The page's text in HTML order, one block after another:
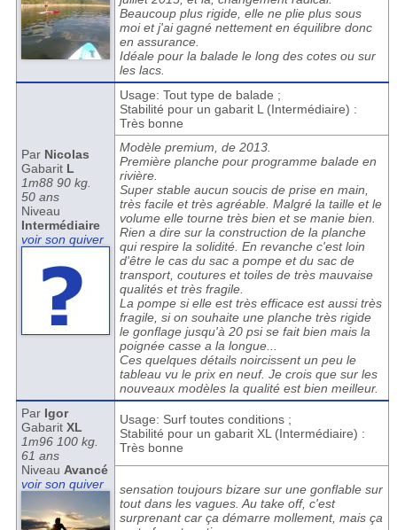
Beaucoup plus rigide, elle ne plie plus sous
moi et j'ai gagné nettement en équilibre donc
en assurance.
Idéale pour la balade le long des cotes ou sur
les lacs.
Par Nicolas
Gabarit L
1m88 90 kg.
50 ans
Niveau
Intermédiaire
voir son quiver
Usage: Tout type de balade ;
Stabilité pour un gabarit L (Intermédiaire) :
Très bonne
Modèle premium, de 2013.
Première planche pour programme balade en
rivière.
Super stable aucun soucis de prise en main,
très facile et très agréable. Malgré la taille et le
volume elle tourne très bien et se manie bien.
Rien a dire sur la construction de la planche
qui respire la solidité. En revanche c'est loin
d'être le cas du sac a pompe et du sac de
transport, coutures et toiles de très mauvaise
qualités et très fragile.
La pompe si elle est très efficace est aussi très
fragile, si on souhaite une planche très rigide
le gonflage jusqu'à 20 psi se fait bien mais la
poignée casse a la longue...
Ces quelques détails noircissent un peu le
tableau vu le prix en neuf. Je crois que sur les
nouveaux modèles la qualité est bien meilleur.
Par Igor
Gabarit XL
1m96 100 kg.
61 ans
Niveau Avancé
voir son quiver
Usage: Surf toutes conditions ;
Stabilité pour un gabarit XL (Intermédiaire) :
Très bonne
sensation toujours bizare sur une gonflable sur
tout dans les vagues. Au take off, c'est
surprenant car ça démarre mollement, mais ça